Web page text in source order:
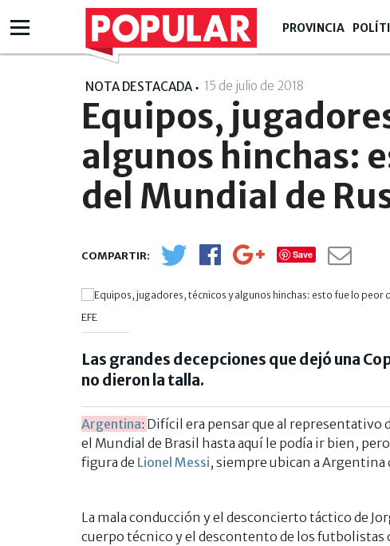
PROVINCIA
NOTA DESTACADA 15 de julio de 2018
Equipos,
algunos hinchas:
del Mundial de
Save
EFE
Las grandes decepciones que dejó una
no dieron la talla.
Argentina: Difícil era pensar que al representativo
el Mundial de Brasil hasta aquí le podía ir bien,
figura de Lionel Messi, siempre ubican a Argentina
La mala conducción y el desconcierto táctico de
cuerpo técnico y el descontento de los futbolistas